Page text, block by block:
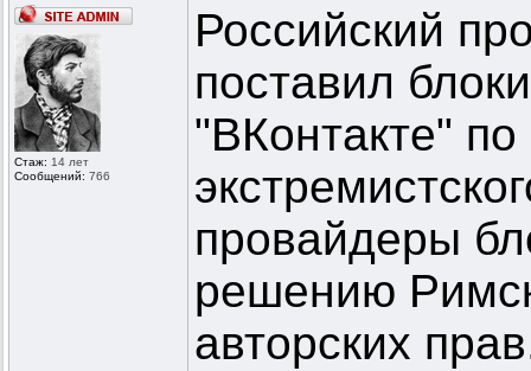
Стаж: 14 лет
Сообщений: 766
Российский
поставил
"ВКонтакте"
провайдеры
решению
авторских